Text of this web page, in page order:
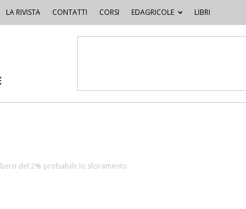
LA RIVISTA CONTATTI CORSI EDAGRICOLE LIBRI
del 2% probabile lo sforamento